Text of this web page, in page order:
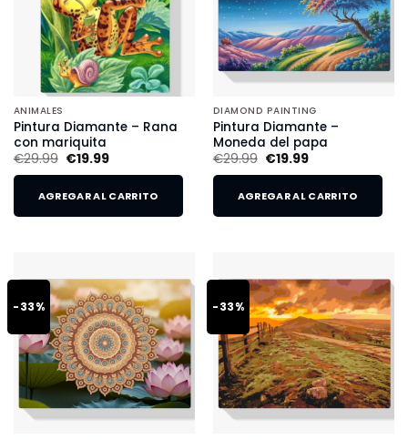
ANIMALES
Pintura Diamante – Rana
con mariquita
€29.99 €19.99
AGREGAR AL CARRITO
DIAMOND PAINTING
Pintura Diamante –
Moneda del papa
€29.99 €19.99
AGREGAR AL CARRITO
-33% -33%